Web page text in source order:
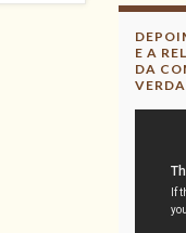
E A
DA